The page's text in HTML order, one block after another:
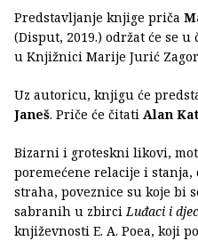
Predstavljanje knjige priča
(Disput, 2019.) održat će se
u Knjižnici Marije Jurić
Uz autoricu, knjigu će
Janeš. Priče će čitati Alan
Bizarni i groteskni likovi,
poremećene relacije i
straha, poveznice su koje bi
sabranih u zbirciLuđaci i
književnosti E. A. Poea, koji